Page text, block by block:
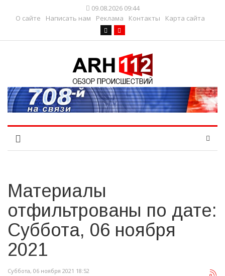
09.08.2026 09:44
О сайте
Написать нам Реклама Контакты Карта сайта
Материалы
отфильтрованы по дате:
Суббота, 06 ноября
2021
Суббота, 06 ноября 2021 18:52